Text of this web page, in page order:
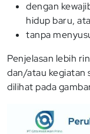
dengan
hidup baru,
tanpa
Penjelasan lebih
dan/atau kegiatan
dilihat pada